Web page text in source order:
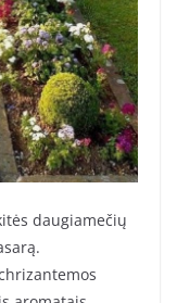
daugiamečių